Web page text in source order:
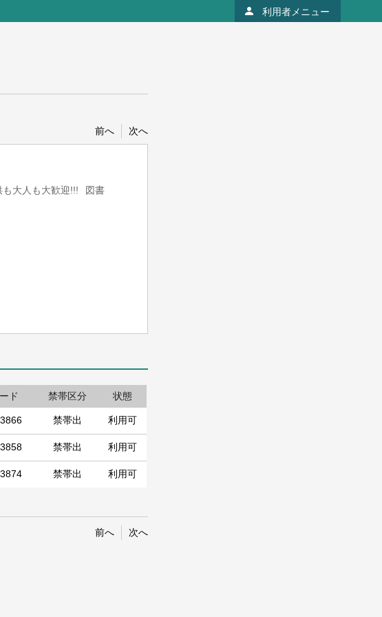
利用者メニュー
前へ 次へ
大人も大歓迎!!!
図書
ド 禁帯区分 状態
禁帯出 利用可
禁帯出 利用可
禁帯出 利用可
前へ 次へ